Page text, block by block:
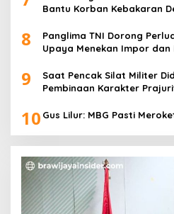
Bantu Korban Kebakaran
8
Panglima TNI Dorong
Upaya Menekan Impor
9
Saat Pencak Silat Militer
Pembinaan Karakter
10 Gus Lilur: MBG Pasti